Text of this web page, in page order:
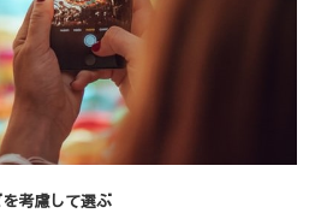
考慮して選ぶ